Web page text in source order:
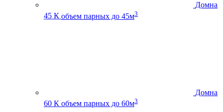
Домна
45 К объем парных до 45м3
Домна
60 К объем парных до 60м3